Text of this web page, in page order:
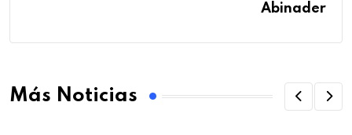
Abinader
Más Noticias